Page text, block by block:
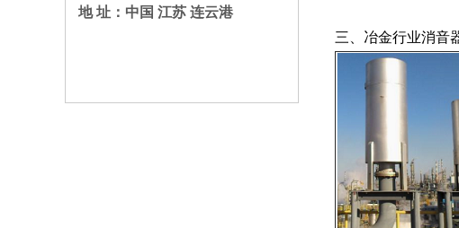
三、冶金行业消音
地 址：中国 江苏 连云港